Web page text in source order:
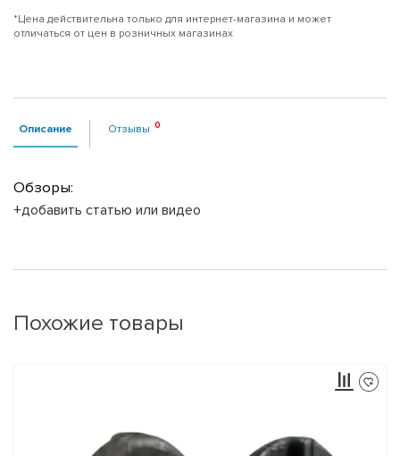
*Цена действительна только для интернет-магазина и может
отличаться от цен в розничных магазинах
Описание Отзывы
Обзоры:
+добавить статью или видео
Похожие товары